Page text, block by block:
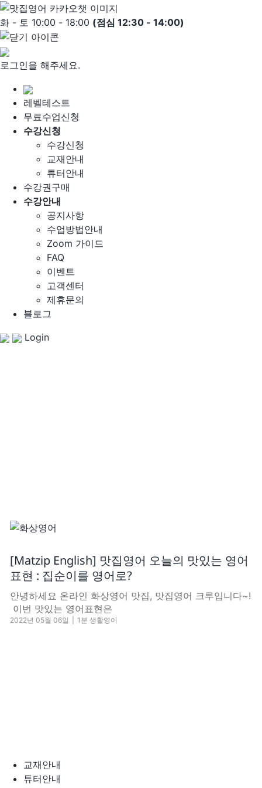
Skip
to
content
화 - 토 10:00 - 18:00 (점심 12:30 - 14:00)
로그인을 해주세요.
레벨테스트
무료수업신청
수강신청
수강신청
교재안내
튜터안내
수강권구매
수강안내
공지사항
수업방법안내
Zoom 가이드
FAQ
이벤트
고객센터
제휴문의
블로그
Login
[Matzip English] 맛집영어 오늘의 맛있는 영어
표현 : 집순이를 영어로?
안녕하세요 온라인 화상영어 맛집, 맛집영어 크루입니다~!
​ 이번 맛있는 영어표현은
2022년 05월 06일 1분 생활영어
교재안내
튜터안내